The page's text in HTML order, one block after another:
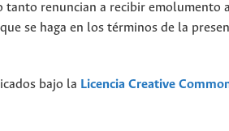
renuncian a recibir emolumento
se haga en los términos de la
bajo la Licencia Creative